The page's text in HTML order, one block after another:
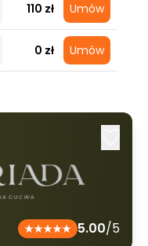
110 zł Umów
0 zł Umów
5.00/5